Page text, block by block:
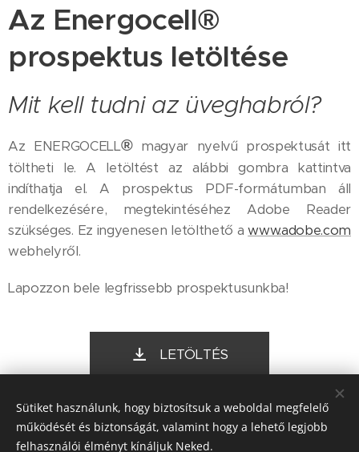
Az Energocell®
prospektus letöltése
Mit kell tudni az üveghabról?
Az ENERGOCELL®magyar nyelvű prospektusát itt
töltheti le. A letöltést az alábbi gombra kattintva
indíthatja el. A prospektus PDF-formátumban áll
rendelkezésére, megtekintéséhez Adobe Reader
szükséges. Ez ingyenesen letölthető awww.adobe.com
webhelyről.
Lapozzon bele legfrissebb prospektusunkba!
LETÖLTÉS
Sütiket használunk, hogy biztosítsuk a weboldal megfelelő
működését és biztonságát, valamint hogy a lehető legjobb
felhasználói élményt kínáljuk Neked.